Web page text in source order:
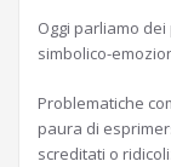
Oggi parliamo
simbolico-
Problematiche
paura di
screditati o